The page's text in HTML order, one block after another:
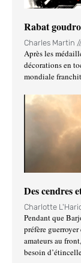
Rabat
Charles Martin
Après les
décorations en
mondiale
Des cendres
Charlotte
Pendant que
préfère
amateurs au
besoin